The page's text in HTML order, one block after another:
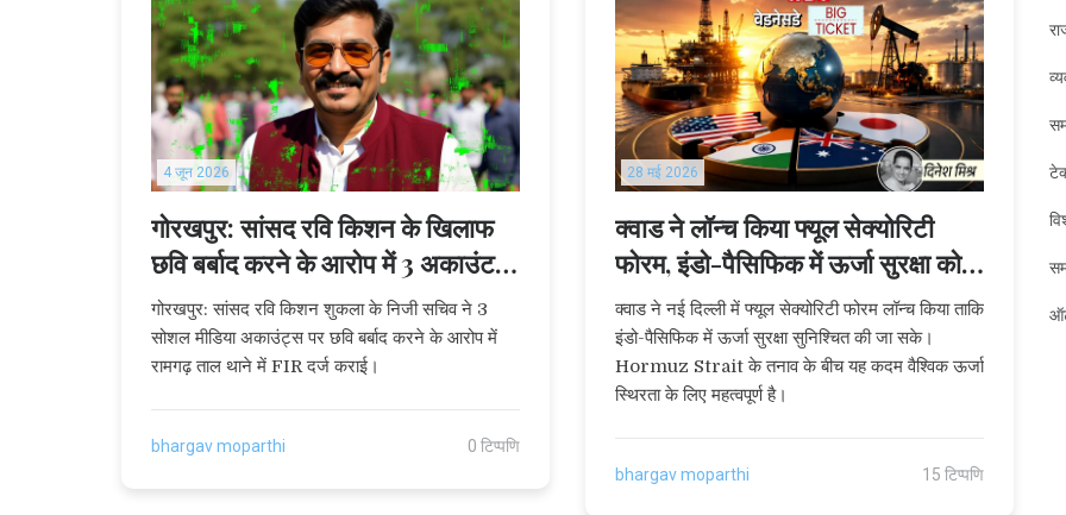
4 जून 2026
गोरखपुर: सांसद रवि किशन के खिलाफ
छवि बर्बाद करने के आरोप में 3 अकाउंट
पर FIR
गोरखपुर: सांसद रवि किशन शुकला के निजी सचिव ने 3
सोशल मीडिया अकाउंट्स पर छवि बर्बाद करने के आरोप में
रामगढ़ ताल थाने में FIR दर्ज कराई।
bhargav moparthi 0 टिप्पणि
28 मई 2026
क्वाड ने लॉन्च किया फ्यूल सेक्योरिटी
फोरम, इंडो-पैसिफिक में ऊर्जा सुरक्षा को
मिला नया आयाम
क्वाड ने नई दिल्ली में फ्यूल सेक्योरिटी फोरम लॉन्च किया ताकि
इंडो-पैसिफिक में ऊर्जा सुरक्षा सुनिश्चित की जा सके।
Hormuz Strait के तनाव के बीच यह कदम वैश्विक ऊर्जा
स्थिरता के लिए महत्वपूर्ण है।
bhargav moparthi 15 टिप्पणि